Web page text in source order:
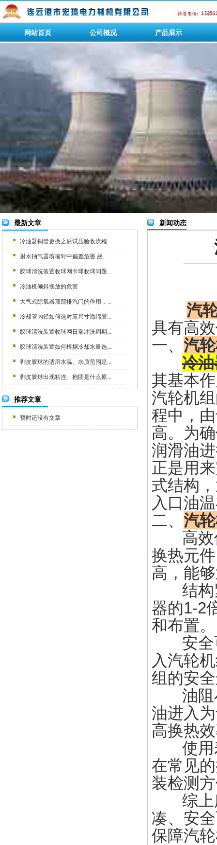
网站首页 公司概况 产品展示
最新文章
冷油器铜管更换之后试压验收流程...
射水抽气器喷嘴对中偏差危害 故...
胶球清洗装置收球网卡球收球问题...
冷油机倾斜摆放的危害
大气式除氧器顶部排汽门的作用，...
冷却管内径如何选对应尺寸海绵胶...
胶球清洗装置收球网日常冲洗周期...
胶球清洗装置如何根据冷却水量选...
剥皮胶球的适用水温、水质范围是...
剥皮胶球出现粘连、抱团是什么原...
推荐文章
暂时还没有文章
新闻动态
汽
具有高
一、 汽
冷
其基本
汽轮机
程中，
高。为
润滑油
正是用
式结构
入口油
二、 汽
高效传
换热元
高，能
结构紧
器的1-2
和布置。
安全可
入汽轮
组的安
油阻
油进入
高换热
使用寿
在常见
装检测
综上
凑、安
保障汽